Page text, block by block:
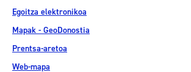
Egoitza elektronikoa
Mapak - GeoDonostia
Prentsa-aretoa
Web-mapa